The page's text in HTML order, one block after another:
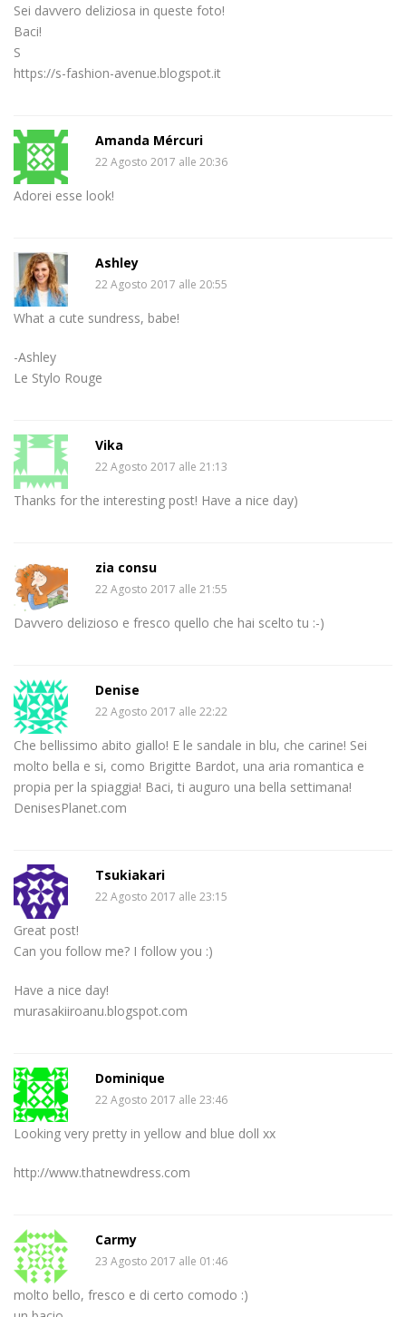
Sei davvero deliziosa in queste foto!
Baci!
S
https://s-fashion-avenue.blogspot.it
Amanda Mércuri
22 Agosto 2017 alle 20:36
Adorei esse look!
Ashley
22 Agosto 2017 alle 20:55
What a cute sundress, babe!
-Ashley
Le Stylo Rouge
Vika
22 Agosto 2017 alle 21:13
Thanks for the interesting post! Have a nice day)
zia consu
22 Agosto 2017 alle 21:55
Davvero delizioso e fresco quello che hai scelto tu :-)
Denise
22 Agosto 2017 alle 22:22
Che bellissimo abito giallo! E le sandale in blu, che carine! Sei
molto bella e si, como Brigitte Bardot, una aria romantica e
propia per la spiaggia! Baci, ti auguro una bella settimana!
DenisesPlanet.com
Tsukiakari
22 Agosto 2017 alle 23:15
Great post!
Can you follow me? I follow you :)
Have a nice day!
murasakiiroanu.blogspot.com
Dominique
22 Agosto 2017 alle 23:46
Looking very pretty in yellow and blue doll xx
http://www.thatnewdress.com
Carmy
23 Agosto 2017 alle 01:46
molto bello, fresco e di certo comodo :)